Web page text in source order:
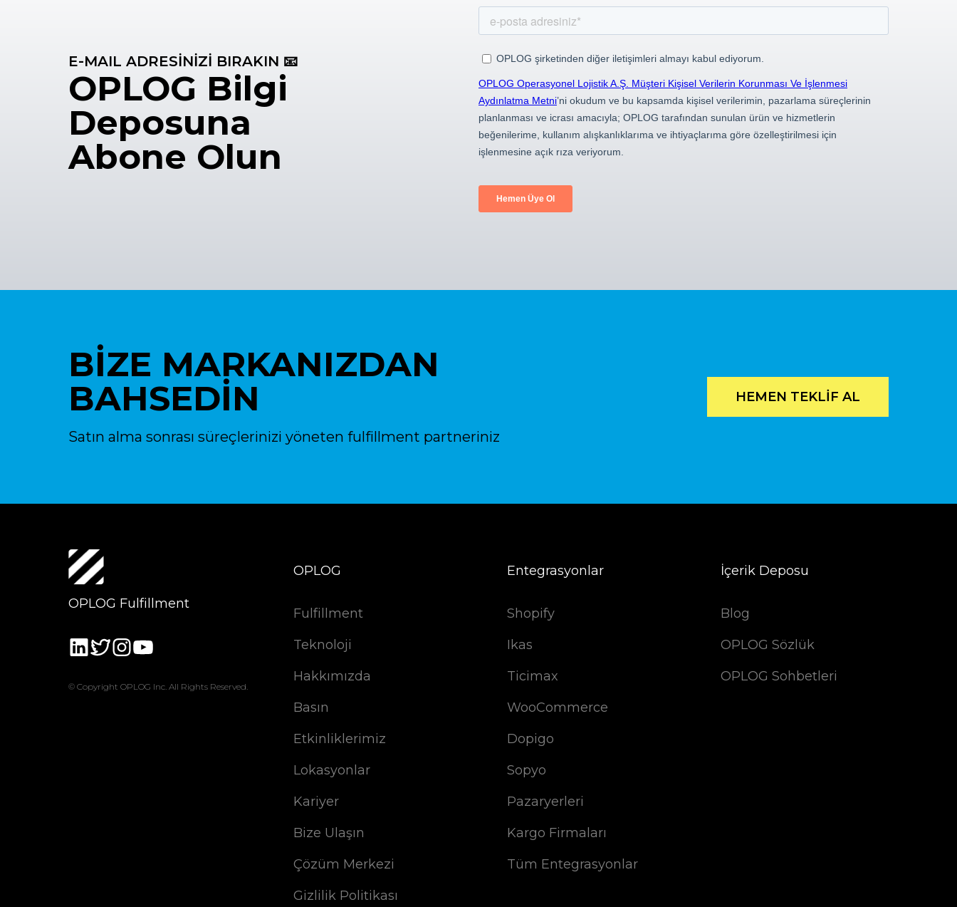
E-MAIL ADRESİNİZİ BIRAKIN 📧
OPLOG Bilgi
Deposuna
Abone Olun
BİZE MARKANIZDAN
BAHSEDİN
Satın alma sonrası süreçlerinizi yöneten fulfillment partneriniz
HEMEN TEKLİF AL
OPLOG Fulfillment
© Copyright OPLOG Inc. All Rights Reserved.
OPLOG
Fulfillment
Teknoloji
Hakkımızda
Basın
Etkinliklerimiz
Lokasyonlar
Kariyer
Bize Ulaşın
Çözüm Merkezi
Gizlilik Politikası
Entegrasyonlar
Shopify
Ikas
Ticimax
WooCommerce
Dopigo
Sopyo
Pazaryerleri
Kargo Firmaları
Tüm Entegrasyonlar
İçerik Deposu
Blog
OPLOG Sözlük
OPLOG Sohbetleri